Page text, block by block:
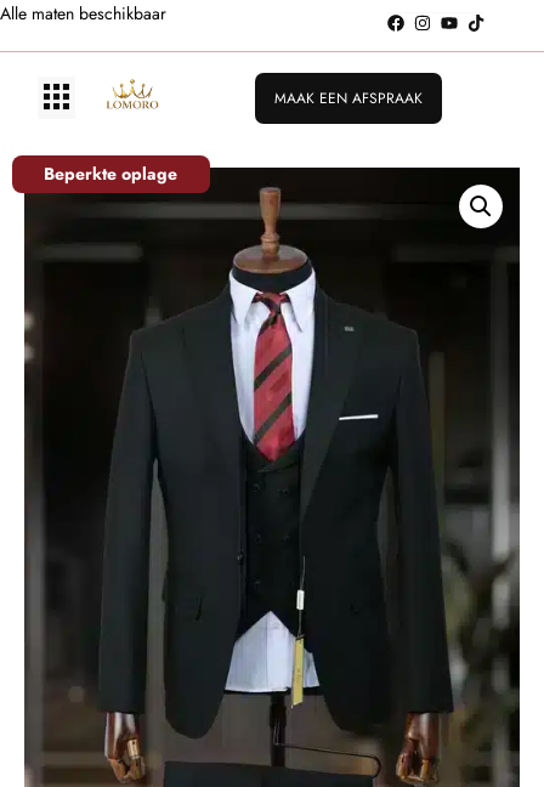
Alle maten beschikbaar
MAAK EEN AFSPRAAK
Beperkte oplage